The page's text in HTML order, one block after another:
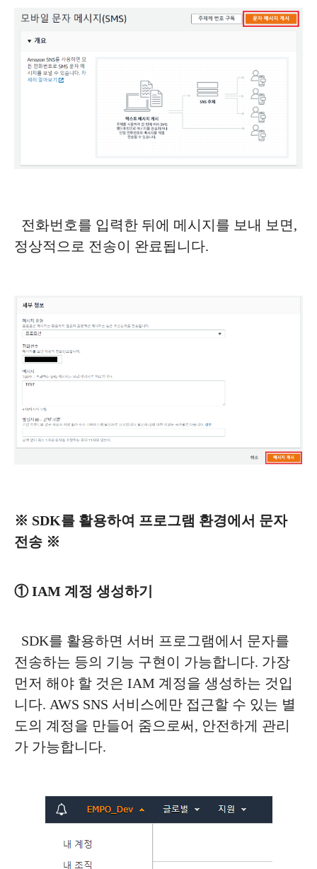
전화번호를 입력한 뒤에 메시지를 보내 보면,
정상적으로 전송이 완료됩니다.
※ SDK를 활용하여 프로그램 환경에서 문자
전송 ※
① IAM 계정 생성하기
SDK를 활용하면 서버 프로그램에서 문자를
전송하는 등의 기능 구현이 가능합니다. 가장
먼저 해야 할 것은 IAM 계정을 생성하는 것입
니다. AWS SNS 서비스에만 접근할 수 있는 별
도의 계정을 만들어 줌으로써, 안전하게 관리
가 가능합니다.